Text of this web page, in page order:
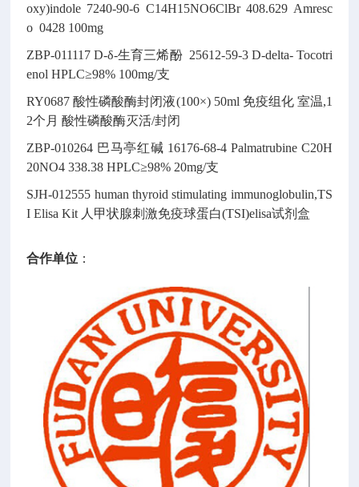
oxy)indole 7240-90-6 C14H15NO6ClBr 408.629 Amresc
o 0428 100mg
ZBP-011117 D-δ-生育三烯酚 25612-59-3 D-delta- Tocotri
enol HPLC≥98% 100mg/支
RY0687 酸性磷酸酶封闭液(100×) 50ml 免疫组化 室温,1
2个月 酸性磷酸酶灭活/封闭
ZBP-010264 巴马亭红碱 16176-68-4 Palmatrubine C20H
20NO4 338.38 HPLC≥98% 20mg/支
SJH-012555 human thyroid stimulating immunoglobulin,TS
I Elisa Kit 人甲状腺刺激免疫球蛋白(TSI)elisa试剂盒
合作单位 ：